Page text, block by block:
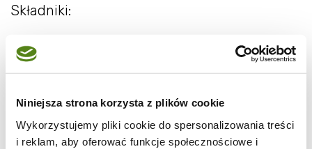
Niniejsza strona korzysta z plików cookie
Wykorzystujemy pliki cookie do spersonalizowania treści
i reklam, aby oferować funkcje społecznościowe i
Składniki:
200g miękkiego masła